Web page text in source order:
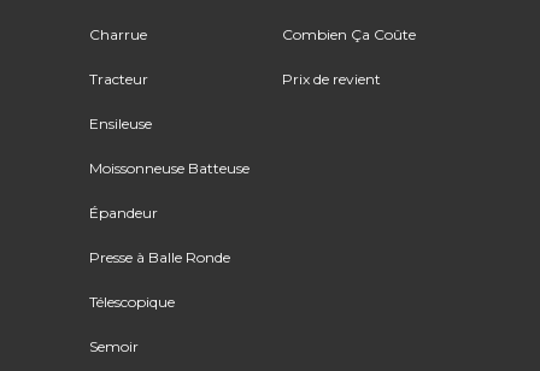
Charrue
Tracteur
Ensileuse
Moissonneuse Batteuse
Épandeur
Presse à Balle Ronde
Télescopique
Semoir
Combien Ça Coûte
Prix de revient